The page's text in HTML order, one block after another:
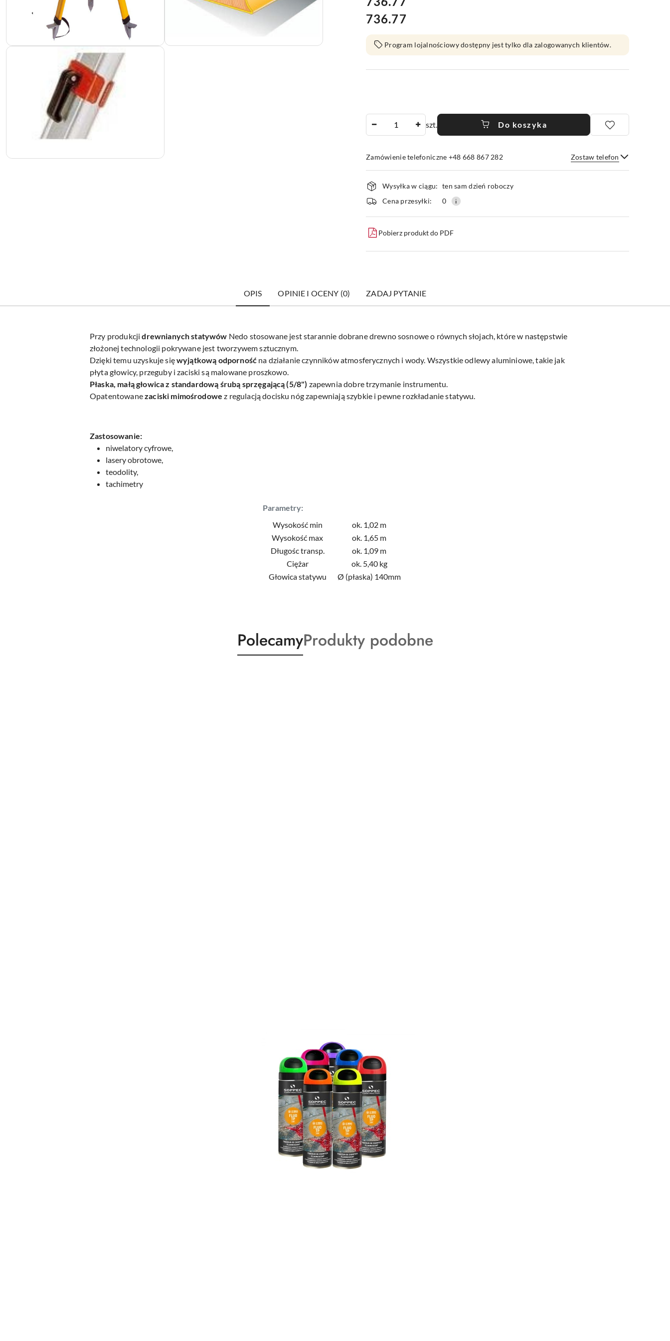
Cena:
736.77
Program lojalnościowy dostępny jest tylko dla zalogowanych klientów.
szt. Do koszyka
Zamówienie telefoniczne +48 668 867 282 Zostaw telefon
Wyślij
Dostępność
i
dostawa
Wysyłka w ciągu: ten sam dzień roboczy
Cena przesyłki:
0
Pobierz produkt do PDF
OPIS OPINIE I OCENY (0) ZADAJ PYTANIE
Przy produkcjidrewnianych statywów Nedo stosowane jest starannie dobrane drewno sosnowe o równych słojach, które w następstwie
złożonej technologii pokrywane jest tworzywem sztucznym.
Dzięki temu uzyskuje sięwyjątkową odporność na działanie czynników atmosferycznych i wody. Wszystkie odlewy aluminiowe, takie jak
płyta głowicy, przeguby i zaciski są malowane proszkowo.
Płaska, małą głowica z standardową śrubą sprzęgającą (5/8") zapewnia dobre trzymanie instrumentu.
Opatentowanezaciski mimośrodowe z regulacją docisku nóg zapewniają szybkie i pewne rozkładanie statywu.
Zastosowanie:
niwelatory cyfrowe,
lasery obrotowe,
teodolity,
tachimetry
Parametry:
Wysokość min
ok. 1,02 m
Wysokość max
ok. 1,65 m
Długośc transp.
ok. 1,09 m
Ciężar
ok. 5,40 kg
Głowica statywu
Ø (płaska) 140mm
Produkty
o
PolecamyProdukty
o
Produkty podobne